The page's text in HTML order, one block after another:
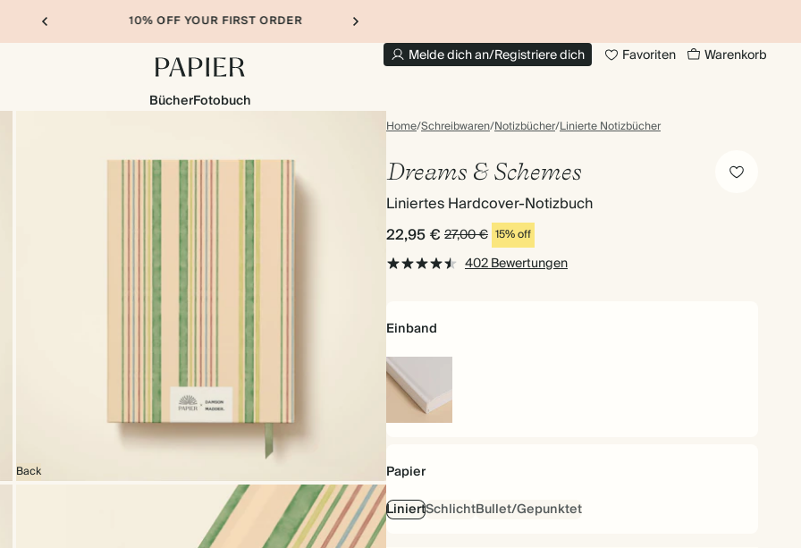
10% OFF YOUR FIRST ORDER
Melde dich an/Registriere dich Favoriten Warenkorb
BücherFotobuch
Home/Schreibwaren/Notizbücher/Linierte Notizbücher
Back
Dreams & Schemes
Liniertes Hardcover-Notizbuch
22,95 € 27,00 € 15% off
402 Bewertungen
Einband
Hardcover
Papier
LiniertSchlichtBullet/Gepunktet